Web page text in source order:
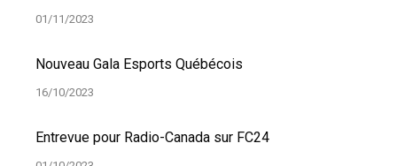
01/11/2023
Nouveau Gala Esports Québécois
16/10/2023
Entrevue pour Radio-Canada sur FC24